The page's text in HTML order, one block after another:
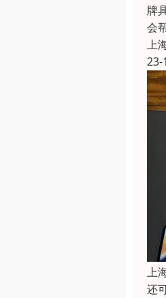
牌
会
上
23-
上
还